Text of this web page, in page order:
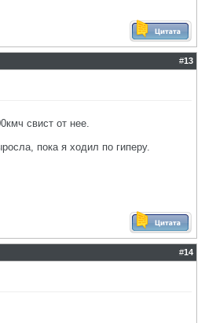
#13
свист от нее.
пока я ходил по гиперу.
#14